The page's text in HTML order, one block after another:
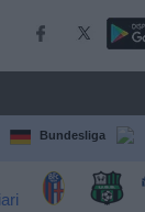
Bundesliga